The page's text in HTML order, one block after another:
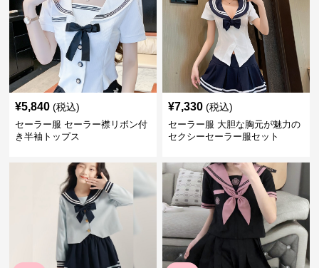
¥5,840 (税込)
セーラー服 セーラー襟リボン付
き半袖トップス
¥7,330 (税込)
セーラー服 大胆な胸元が魅力の
セクシーセーラー服セット